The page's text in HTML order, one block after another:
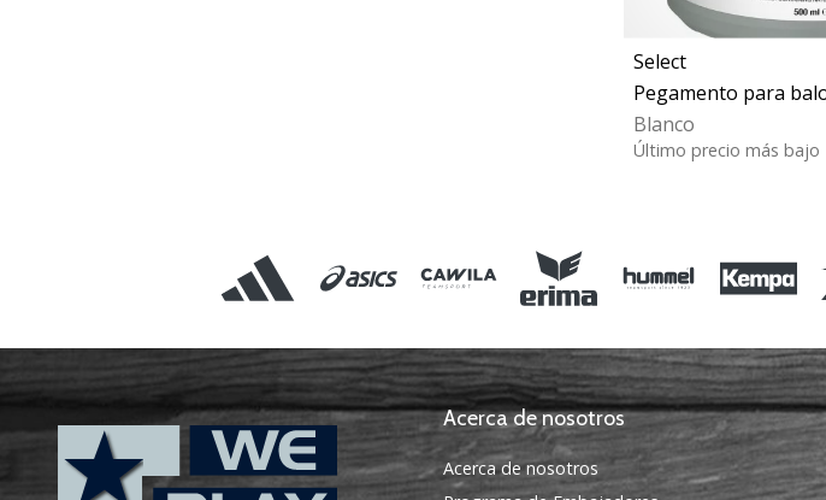
Select
Blanco
Último precio más bajo
Acerca de nosotros
Acerca de nosotros